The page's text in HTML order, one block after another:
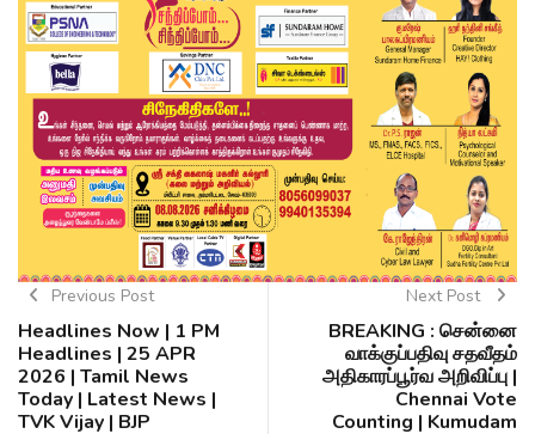
Previous Post
Headlines Now | 1 PM
Headlines | 25 APR
2026 | Tamil News
Today | Latest News |
TVK Vijay | BJP
Next Post
BREAKING : சென்னை
வாக்குப்பதிவு சதவீதம்
அதிகாரப்பூர்வ அறிவிப்பு |
Chennai Vote
Counting | Kumudam